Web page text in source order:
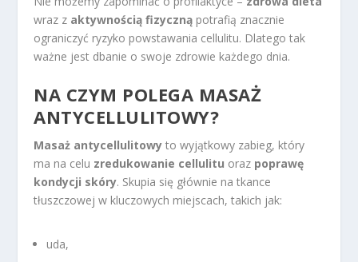
wraz z aktywnością fizyczną potrafią znacznie
ograniczyć ryzyko powstawania cellulitu. Dlatego tak
ważne jest dbanie o swoje zdrowie każdego dnia.
NA CZYM POLEGA MASAŻ
ANTYCELLULITOWY?
Masaż antycellulitowy to wyjątkowy zabieg, który
ma na celu zredukowanie cellulitu oraz poprawę
kondycji skóry. Skupia się głównie na tkance
tłuszczowej w kluczowych miejscach, takich jak:
uda,